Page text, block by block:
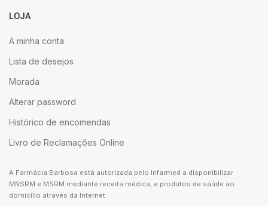
LOJA
A minha conta
Lista de desejos
Morada
Alterar password
Histórico de encomendas
Livro de Reclamações Online
A Farmácia Barbosa está autorizada pelo Infarmed a disponibilizar
MNSRM e MSRM mediante receita médica, e produtos de saúde ao
domicílio através da Internet.